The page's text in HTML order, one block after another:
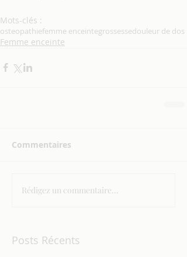
Mots-clés :
osteopathiefemme enceintegrossessedouleur de dos
Femme enceinte
Commentaires
Rédigez un commentaire...
Posts Récents